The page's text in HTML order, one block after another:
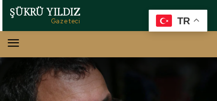
ŞÜKRÜ YILDIZ
Gazeteci TR